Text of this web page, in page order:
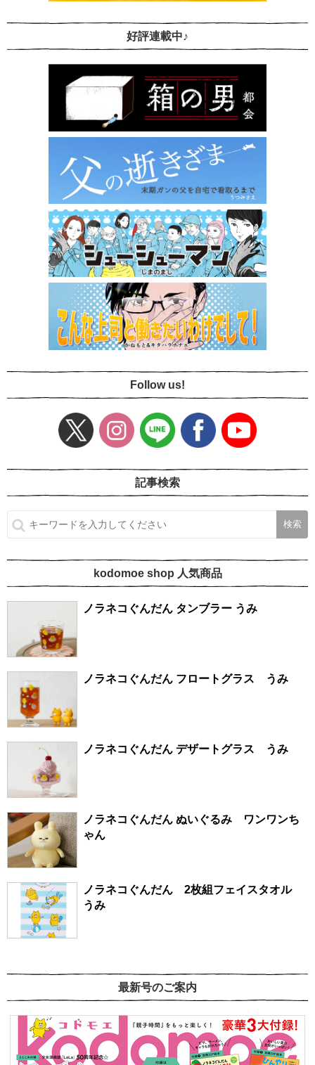
好評連載中♪
Follow us!
記事検索
kodomoe shop 人気商品
ノラネコぐんだん タンブラー うみ
ノラネコぐんだん フロートグラス うみ
ノラネコぐんだん デザートグラス うみ
ノラネコぐんだん ぬいぐるみ ワンワンち
ゃん
ノラネコぐんだん 2枚組フェイスタオル
うみ
最新号のご案内